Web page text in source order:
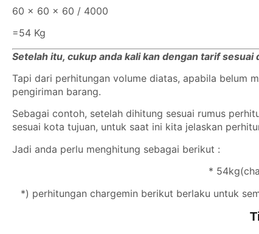
60 x 60 x 60 / 4000
=54 Kg
Setelah itu, cukup anda kali kan dengan tarif
Tapi dari perhitungan volume diatas, apabila belum
pengiriman barang.
Sebagai contoh, setelah dihitung sesuai rumus
sesuai kota tujuan, untuk saat ini kita jelaskan
Jadi anda perlu menghitung sebagai berikut :
*
*) perhitungan chargemin berikut berlaku untuk